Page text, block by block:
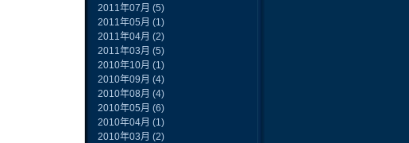
2011年07月 (5)
2011年05月 (1)
2011年04月 (2)
2011年03月 (5)
2010年10月 (1)
2010年09月 (4)
2010年08月 (4)
2010年05月 (6)
2010年04月 (1)
2010年03月 (2)